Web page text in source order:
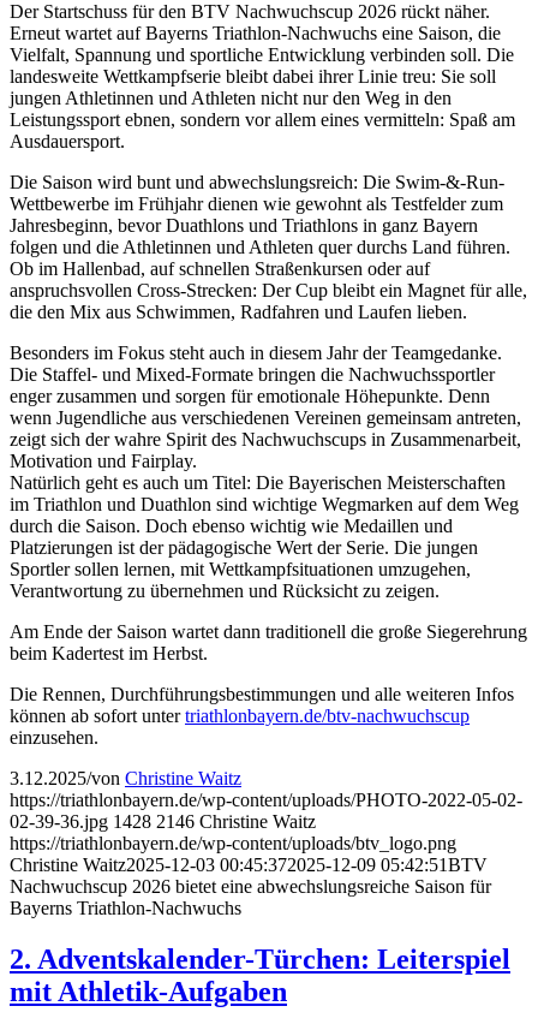
Der Startschuss für den BTV Nachwuchscup 2026 rückt näher.
Erneut wartet auf Bayerns Triathlon-Nachwuchs eine Saison, die
Vielfalt, Spannung und sportliche Entwicklung verbinden soll. Die
landesweite Wettkampfserie bleibt dabei ihrer Linie treu: Sie soll
jungen Athletinnen und Athleten nicht nur den Weg in den
Leistungssport ebnen, sondern vor allem eines vermitteln: Spaß am
Ausdauersport.
Die Saison wird bunt und abwechslungsreich: Die Swim-&-Run-
Wettbewerbe im Frühjahr dienen wie gewohnt als Testfelder zum
Jahresbeginn, bevor Duathlons und Triathlons in ganz Bayern
folgen und die Athletinnen und Athleten quer durchs Land führen.
Ob im Hallenbad, auf schnellen Straßenkursen oder auf
anspruchsvollen Cross-Strecken: Der Cup bleibt ein Magnet für alle,
die den Mix aus Schwimmen, Radfahren und Laufen lieben.
Besonders im Fokus steht auch in diesem Jahr der Teamgedanke.
Die Staffel- und Mixed-Formate bringen die Nachwuchssportler
enger zusammen und sorgen für emotionale Höhepunkte. Denn
wenn Jugendliche aus verschiedenen Vereinen gemeinsam antreten,
zeigt sich der wahre Spirit des Nachwuchscups in Zusammenarbeit,
Motivation und Fairplay.
Natürlich geht es auch um Titel: Die Bayerischen Meisterschaften
im Triathlon und Duathlon sind wichtige Wegmarken auf dem Weg
durch die Saison. Doch ebenso wichtig wie Medaillen und
Platzierungen ist der pädagogische Wert der Serie. Die jungen
Sportler sollen lernen, mit Wettkampfsituationen umzugehen,
Verantwortung zu übernehmen und Rücksicht zu zeigen.
Am Ende der Saison wartet dann traditionell die große Siegerehrung
beim Kadertest im Herbst.
Die Rennen, Durchführungsbestimmungen und alle weiteren Infos
können ab sofort untertriathlonbayern.de/btv-nachwuchscup
einzusehen.
3.12.2025/von Christine Waitz
https://triathlonbayern.de/wp-content/uploads/PHOTO-2022-05-02-
02-39-36.jpg 1428 2146 Christine Waitz
https://triathlonbayern.de/wp-content/uploads/btv_logo.png
Christine Waitz2025-12-03 00:45:372025-12-09 05:42:51BTV
Nachwuchscup 2026 bietet eine abwechslungsreiche Saison für
Bayerns Triathlon-Nachwuchs
2. Adventskalender-Türchen: Leiterspiel
mit Athletik-Aufgaben